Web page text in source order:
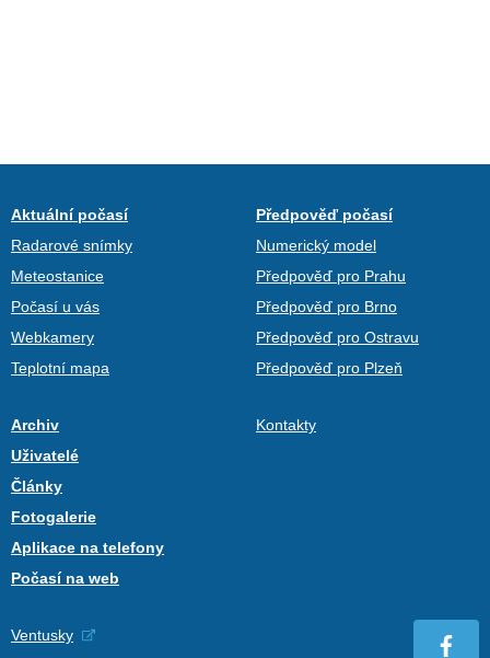
Aktuální počasí
Radarové snímky
Meteostanice
Počasí u vás
Webkamery
Teplotní mapa
Předpověď počasí
Numerický model
Předpověď pro Prahu
Předpověď pro Brno
Předpověď pro Ostravu
Předpověď pro Plzeň
Archiv
Uživatelé
Články
Fotogalerie
Aplikace na telefony
Počasí na web
Kontakty
Ventusky